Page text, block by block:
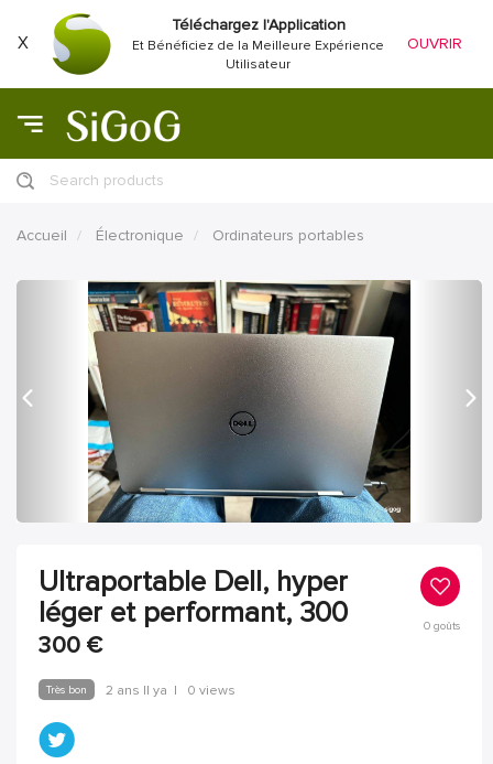
X
Téléchargez l'Application
Et Bénéficiez de la Meilleure Expérience
Utilisateur
OUVRIR
Search products
Accueil Électronique Ordinateurs portables
précédent
Ultraportable Dell, hyper
léger et performant, 300
300 €
0goûts
Très bon 2 ans Il ya | 0 views